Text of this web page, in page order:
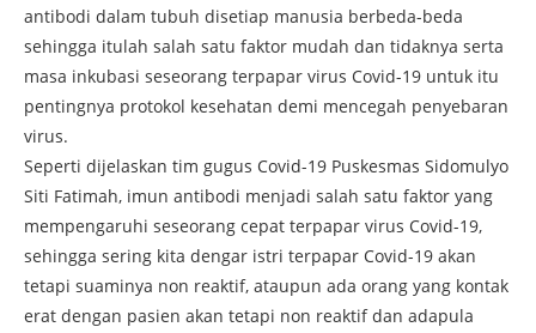
antibodi dalam tubuh disetiap manusia berbeda-beda
sehingga itulah salah satu faktor mudah dan tidaknya serta
masa inkubasi seseorang terpapar virus Covid-19 untuk itu
pentingnya protokol kesehatan demi mencegah penyebaran
virus.
Seperti dijelaskan tim gugus Covid-19 Puskesmas Sidomulyo
Siti Fatimah, imun antibodi menjadi salah satu faktor yang
mempengaruhi seseorang cepat terpapar virus Covid-19,
sehingga sering kita dengar istri terpapar Covid-19 akan
tetapi suaminya non reaktif, ataupun ada orang yang kontak
erat dengan pasien akan tetapi non reaktif dan adapula